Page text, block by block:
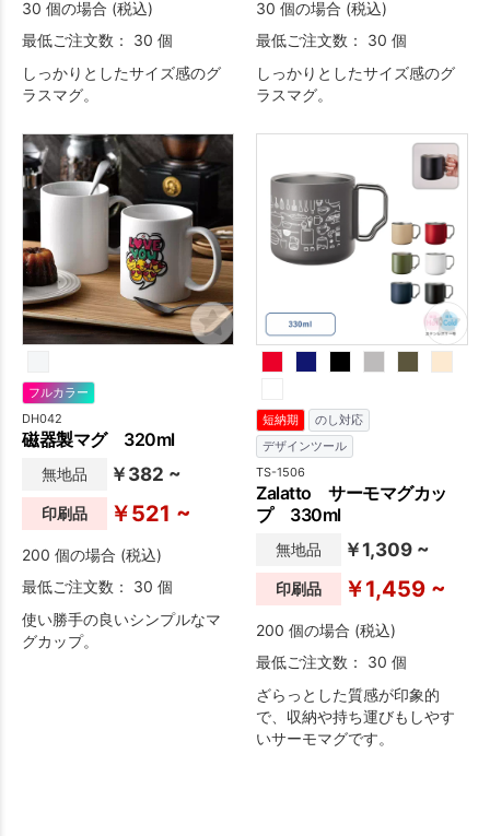
30 個の場合 (税込)
最低ご注文数： 30 個
しっかりとしたサイズ感のグ
ラスマグ。
30 個の場合 (税込)
最低ご注文数： 30 個
しっかりとしたサイズ感のグ
ラスマグ。
フルカラー
DH042
磁器製マグ 320ml
無地品 ￥382 ~
印刷品 ￥521 ~
200 個の場合 (税込)
最低ご注文数： 30 個
使い勝手の良いシンプルなマ
グカップ。
短納期
のし対応
デザインツール
TS-1506
Zalatto サーモマグカッ
プ 330ml
無地品 ￥1,309 ~
印刷品 ￥1,459 ~
200 個の場合 (税込)
最低ご注文数： 30 個
ざらっとした質感が印象的
で、収納や持ち運びもしやす
いサーモマグです。